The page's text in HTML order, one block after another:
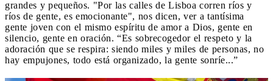
grandes y pequeños. "Por las calles de Lisboa corren ríos y
ríos de gente, es emocionante", nos dicen, ver a tantísima
gente joven con el mismo espíritu de amor a Dios, gente en
silencio, gente en oración. “Es sobrecogedor el respeto y la
adoración que se respira: siendo miles y miles de personas, no
hay empujones, todo está organizado, la gente sonríe...”